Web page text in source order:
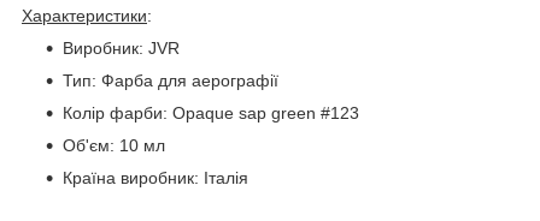
Характеристики:
Виробник: JVR
Тип: Фарба для аерографії
Колір фарби: Opaque sap green #123
Об'єм: 10 мл
Країна виробник: Італія